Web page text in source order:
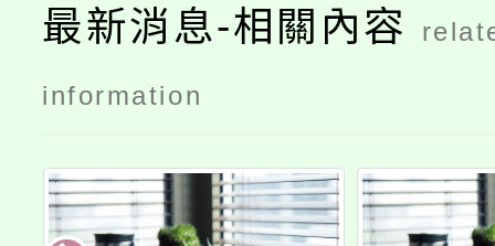
最新消息-相關內容
information